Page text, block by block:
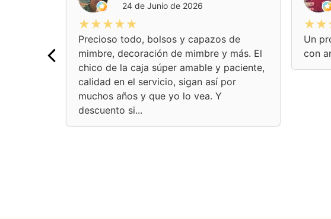
24 de Junio de 2026
★★★★★
Precioso todo, bolsos y capazos de
mimbre, decoración de mimbre y más. El
chico de la caja súper amable y paciente,
calidad en el servicio, sigan así por
muchos años y que yo lo vea. Y
descuento si...
Un
con